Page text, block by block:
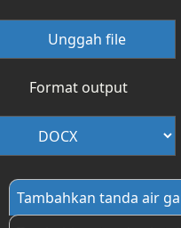
Unggah file
Format output
Tambahkan tanda air